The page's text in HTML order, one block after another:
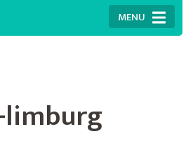
MENU